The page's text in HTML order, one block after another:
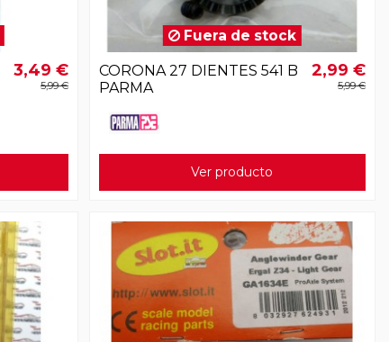
3,49 €
5,99 €
Fuera de stock
CORONA 27 DIENTES 541 B
PARMA
2,99 €
5,99 €
Ver producto